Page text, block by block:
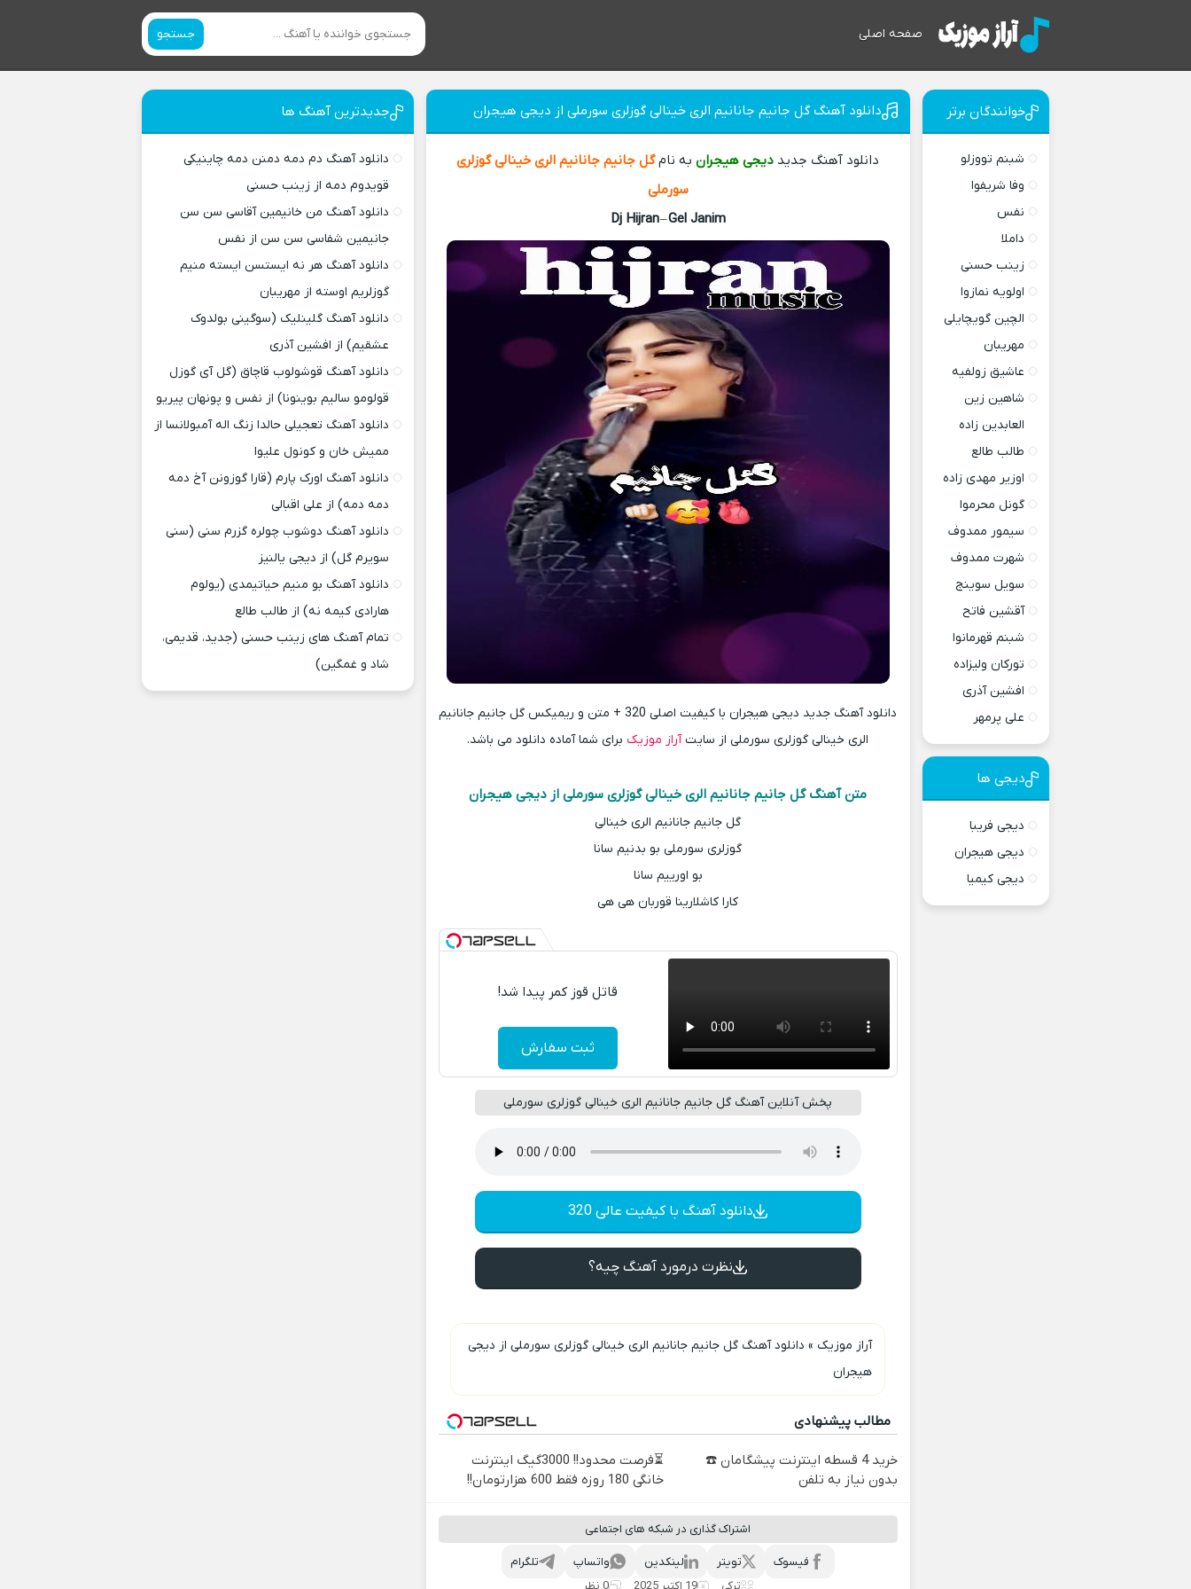
صفحه اصلی جستجو
دانلود آهنگ گل جانیم جانانیم الری خینالی گوزلری سورملی از دیجی هیجران
دانلود آهنگ جدید دیجی هیجرانبه نامگل جانیم جانانیم الری خینالی گوزلری
سورملی
Dj Hijran–Gel Janim
دانلود آهنگ جدید دیجی هیجران با کیفیت اصلی 320 + متن و ریمیکس گل جانیم جانانیم
الری خینالی گوزلری سورملی از سایتآراز موزیک برای شما آماده دانلود می باشد.
متن آهنگ گل جانیم جانانیم الری خینالی گوزلری سورملی از دیجی هیجران
گل جانیم جانانیم الری خینالی
گوزلری سورملی بو بدنیم سانا
بو اورییم سانا
کارا کاشلارینا قوربان هی هی
قاتل قوز کمر پیدا شد!
ثبت سفارش
پخش آنلاین آهنگ گل جانیم جانانیم الری خینالی گوزلری سورملی
دانلود آهنگ با کیفیت عالی 320
نظرت درمورد آهنگ چیه؟
آراز موزیک » دانلود آهنگ گل جانیم جانانیم الری خینالی گوزلری سورملی از دیجی
هیجران
مطالب پیشنهادی
خرید 4 قسطه اینترنت پیشگامان ☎️
بدون نیاز به تلفن
⏳فرصت محدود!! 3000گیگ اینترنت
خانگی 180 روزه فقط 600 هزارتومان!!
اشتراک گذاری در شبکه های اجتماعی
تلگرام واتساپ لینکدین تویتر
فیسوک
خوانندگان برتر
شبنم تووزلو
وفا شریفوا
نفس
داملا
زینب حسنی
اولویه نمازوا
الچین گویچایلی
مهریبان
عاشیق زولفیه
شاهین زین
العابدین زاده
طالب طالع
اوزیر مهدی زاده
گونل محرموا
سیمور ممدوف
شهرت ممدوف
سویل سوینج
آقشین فاتح
شبنم قهرمانوا
تورکان ولیزاده
افشین آذری
علی پرمهر
دیجی ها
دیجی فریبا
دیجی هیجران
دیجی کیمیا
جدیدترین آهنگ ها
دانلود آهنگ دم دمه دمنن دمه چاینیکی
قویدوم دمه از زینب حسنی
دانلود آهنگ من خانیمین آقاسی سن سن
جانیمین شفاسی سن سن از نفس
دانلود آهنگ هر نه ایستسن ایسته منیم
گوزلریم اوسته از مهریبان
دانلود آهنگ گلینلیک (سوگینی بولدوک
عشقیم) از افشین آذری
دانلود آهنگ قوشولوب قاچاق (گل آی گوزل
قولومو سالیم بوینونا) از نفس و پونهان پیریو
دانلود آهنگ تعجیلی حالدا زنگ اله آمبولانسا از
ممیش خان و کونول علیوا
دانلود آهنگ اورک پارم (قارا گوزونن آخ دمه
دمه دمه) از علی اقبالی
دانلود آهنگ دوشوب چولره گزرم سنی (سنی
سویرم گل) از دیجی یالنیز
دانلود آهنگ بو منیم حیاتیمدی (یولوم
هارادی کیمه نه) از طالب طالع
تمام آهنگ های زینب حسنی (جدید، قدیمی،
شاد و غمگین)